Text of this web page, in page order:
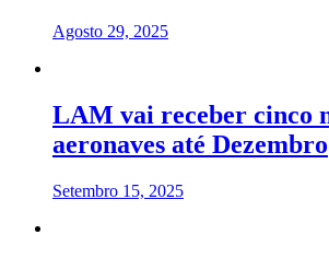
Agosto 29, 2025
LAM vai receber cinco
aeronaves até Dezembro
Setembro 15, 2025